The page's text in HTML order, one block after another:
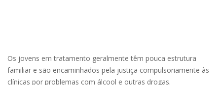
Os jovens em tratamento geralmente têm pouca estrutura
familiar e são encaminhados pela justiça compulsoriamente às
clínicas por problemas com álcool e outras drogas.